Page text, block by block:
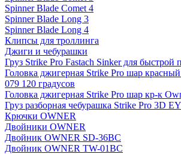
Spinner Blade Comet 4
Spinner Blade Long 3
Spinner Blade Long 4
Клипсы для троллинга
Джиги и чебурашки
Груз Strike Pro Fastach Sinker для быстрой
Головка джигерная Strike Pro шар
079 120 градусов
Головка джигерная Strike Pro шар кр-к
Груз разборная чебурашка Strike Pro 3D
Крючки OWNER
Двойники OWNER
Двойник OWNER SD-36BC
Двойник OWNER TW-01BC